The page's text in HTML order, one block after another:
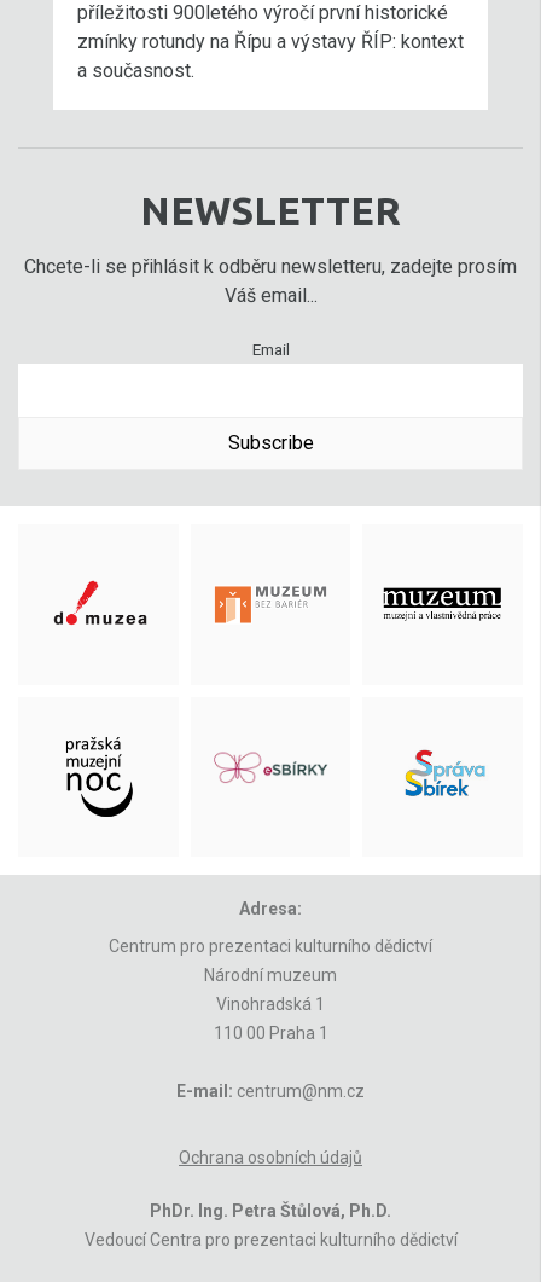
příležitosti 900letého výročí první historické
zmínky rotundy na Řípu a výstavy ŘÍP: kontext
a současnost.
NEWSLETTER
Chcete-li se přihlásit k odběru newsletteru, zadejte prosím
Váš email...
Email
Subscribe
Adresa:
Centrum pro prezentaci kulturního dědictví
Národní muzeum
Vinohradská 1
110 00 Praha 1
E-mail: centrum@nm.cz
Ochrana osobních údajů
PhDr. Ing. Petra Štůlová, Ph.D.
Vedoucí Centra pro prezentaci kulturního dědictví